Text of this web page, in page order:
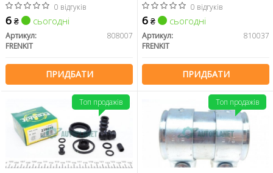
0 відгуків
6 ₴ сьогодні
Артикул:
808007
FRENKIT
ПРИДБАТИ
0 відгуків
6 ₴ сьогодні
Артикул:
810037
FRENKIT
ПРИДБАТИ
Топ продажів Топ продажів